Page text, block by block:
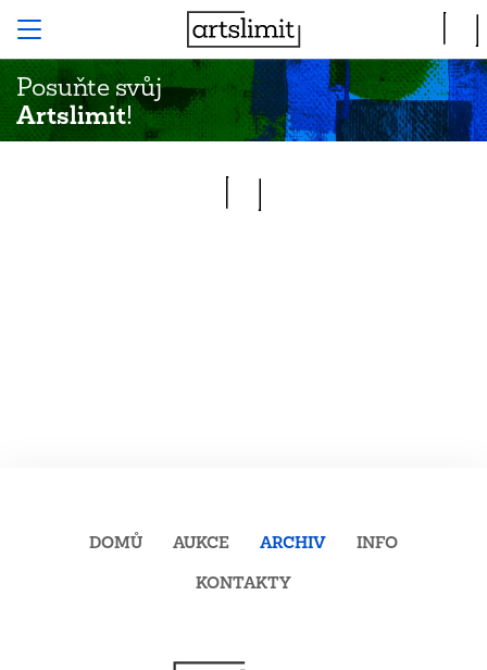
Posuňte svůj
Artslimit!
DOMŮ AUKCE ARCHIV
INFO
KONTAKTY